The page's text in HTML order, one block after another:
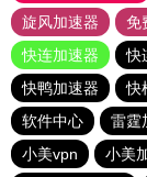
旋风加速器
免
快连加速器
快
快鸭加速器
快
软件中心
雷霆
小美vpn
小美